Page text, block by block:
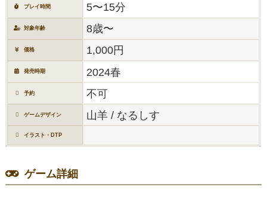
プレイ時間 5〜15分
対象年齢 8歳〜
価格 1,000円
発売時期 2024春
予約 不可
ゲームデザイン 山羊 / なるしす
イラスト・DTP
ゲーム詳細